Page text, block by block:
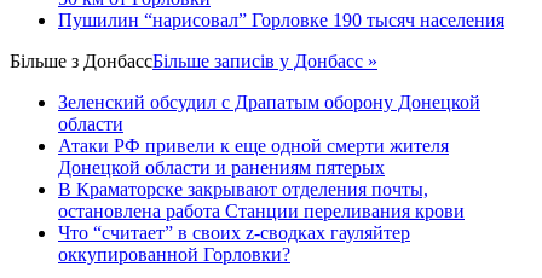
Пушилин “нарисовал” Горловке 190 тысяч населения
Більше з ДонбассБільше записів у Донбасс »
Зеленский обсудил с Драпатым оборону Донецкой
области
Атаки РФ привели к еще одной смерти жителя
Донецкой области и ранениям пятерых
В Краматорске закрывают отделения почты,
остановлена работа Станции переливания крови
Что “считает” в своих z-сводках гауляйтер
оккупированной Горловки?